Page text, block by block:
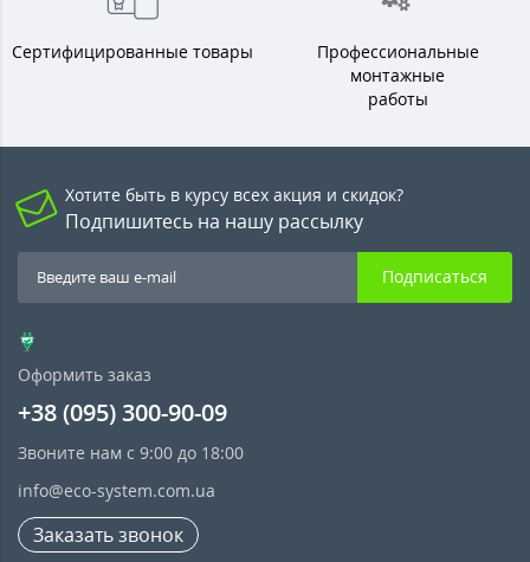
Сертифицированные товары
Профессиональные
монтажные
работы
Хотите быть в курсу всех акция и скидок?
Подпишитесь на нашу рассылку
Подписаться
Оформить заказ
+38 (095) 300-90-09
Звоните нам с 9:00 до 18:00
info@eco-system.com.ua
Заказать звонок